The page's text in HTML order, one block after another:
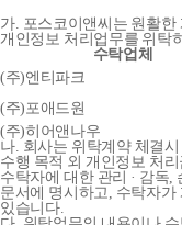
가. 포스코이앤씨는 원활한
개인정보 처리업무를 위탁
수탁업체
(주)엔티파크
(주)포애드원
(주)히어앤나우
나. 회사는 위탁계약 체결
수행 목적 외 개인정보 처
수탁자에 대한 관리 · 감독,
문서에 명시하고, 수탁자
있습니다.